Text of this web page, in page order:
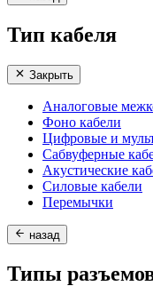
Тип кабеля
Закрыть
Аналоговые
Фоно кабели
Цифровые и
Сабвуферные
Акустические
Силовые кабели
Перемычки
назад
Типы